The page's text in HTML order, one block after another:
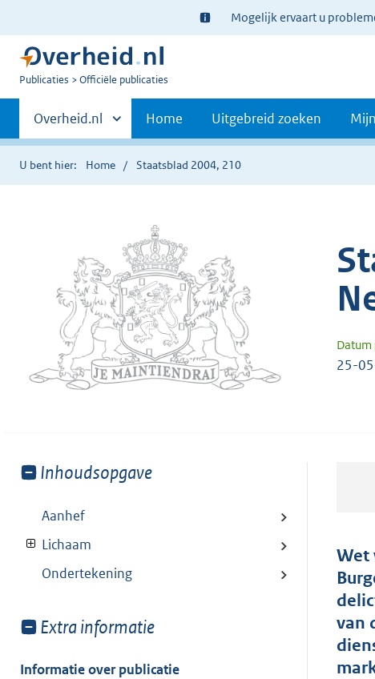
Ter
informatie:
Mogelijk ervaart u
U
Publicaties Officiële publicaties
Primaire
navigatie
Andere
sites
binnen
Overheid.nl Home Uitgebreid zoeken
U bent hier: Home Staatsblad 2004, 210
25-
Toon
van:
Inhoudsopgave
Aanhef
Lichaam
Ondertekening
Toon
van:
Extra informatie
Informatie over publicatie
Wet
van